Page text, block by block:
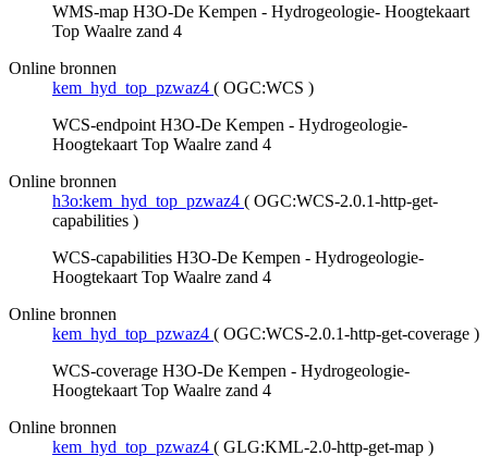
WMS-map H3O-De Kempen - Hydrogeologie- Hoogtekaart
Top Waalre zand 4
Online bronnen
kem_hyd_top_pzwaz4 ( OGC:WCS )
WCS-endpoint H3O-De Kempen - Hydrogeologie-
Hoogtekaart Top Waalre zand 4
Online bronnen
h3o:kem_hyd_top_pzwaz4 ( OGC:WCS-2.0.1-http-get-
capabilities )
WCS-capabilities H3O-De Kempen - Hydrogeologie-
Hoogtekaart Top Waalre zand 4
Online bronnen
kem_hyd_top_pzwaz4 ( OGC:WCS-2.0.1-http-get-coverage )
WCS-coverage H3O-De Kempen - Hydrogeologie-
Hoogtekaart Top Waalre zand 4
Online bronnen
kem_hyd_top_pzwaz4 ( GLG:KML-2.0-http-get-map )